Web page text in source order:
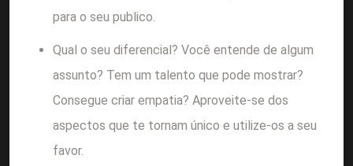
para o seu publico.
Qual o seu diferencial? Você entende de algum
assunto? Tem um talento que pode mostrar?
Consegue criar empatia? Aproveite-se dos
aspectos que te tornam único e utilize-os a seu
favor.